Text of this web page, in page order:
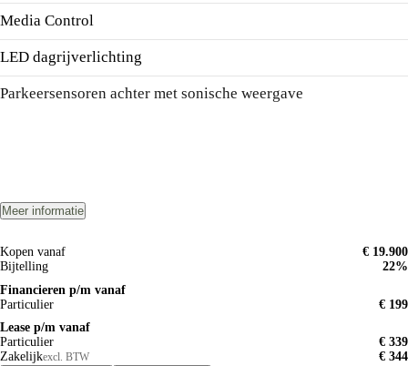
Media Control
LED dagrijverlichting
Parkeersensoren achter met sonische weergave
Meer informatie
Kopen vanaf
€ 19.900
Bijtelling
22%
Financieren p/m vanaf
Particulier
€ 199
Lease p/m vanaf
Particulier
€ 339
Zakelijkexcl. BTW
€ 344